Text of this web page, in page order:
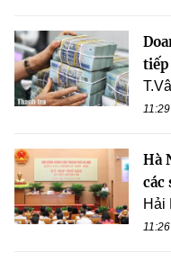
tiếp
Hà
các
Hải